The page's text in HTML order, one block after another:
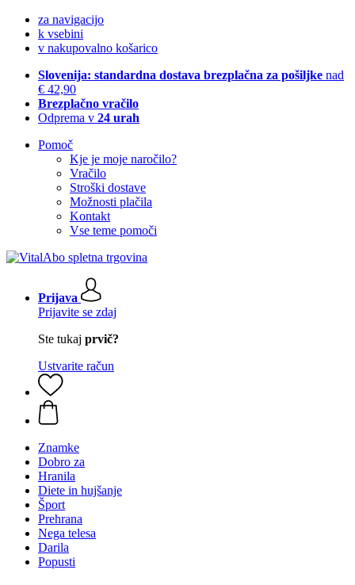
za navigacijo
k vsebini
v nakupovalno košarico
Slovenija: standardna dostava brezplačna za pošiljke nad
€ 42,90
Brezplačno vračilo
Odprema v 24 urah
Pomoč
Kje je moje naročilo?
Vračilo
Stroški dostave
Možnosti plačila
Kontakt
Vse teme pomoči
Prijava
Prijavite se zdaj
Ste tukaj prvič?
Ustvarite račun
Znamke
Dobro za
Hranila
Diete in hujšanje
Šport
Prehrana
Nega telesa
Darila
Popusti